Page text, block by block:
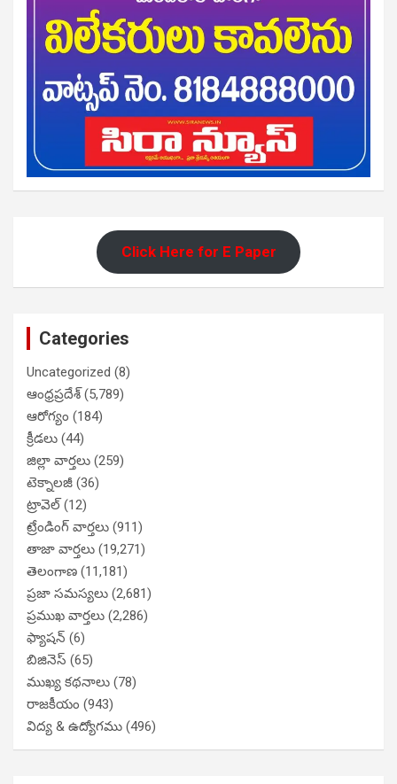
Click Here for E Paper
Categories
Uncategorized (8)
ఆంధ్రప్రదేశ్(5,789)
ఆరోగ్యం (184)
క్రీడలు (44)
జిల్లా వార్తలు (259)
టెక్నాలజీ (36)
ట్రావెల్(12)
ట్రేండింగ్ వార్తలు (911)
తాజా వార్తలు (19,271)
తెలంగాణ (11,181)
ప్రజా సమస్యలు (2,681)
ప్రముఖ వార్తలు (2,286)
ఫ్యాషన్ (6)
బిజినెస్ (65)
ముఖ్య కథనాలు (78)
రాజకీయం (943)
విద్య & ఉద్యోగము (496)